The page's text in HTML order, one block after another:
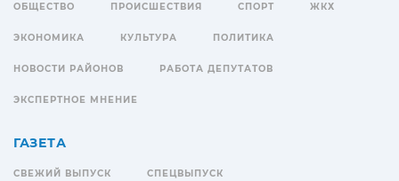
ОБЩЕСТВО ПРОИСШЕСТВИЯ СПОРТ ЖКХ
ЭКОНОМИКА КУЛЬТУРА ПОЛИТИКА
НОВОСТИ РАЙОНОВ РАБОТА ДЕПУТАТОВ
ЭКСПЕРТНОЕ МНЕНИЕ
ГАЗЕТА
СВЕЖИЙ ВЫПУСК СПЕЦВЫПУСК